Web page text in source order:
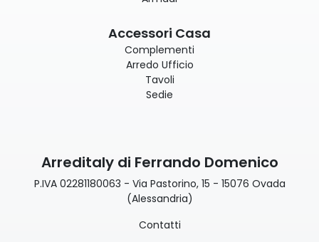
Accessori Casa
Complementi
Arredo Ufficio
Tavoli
Sedie
Arreditaly di Ferrando Domenico
P.IVA 02281180063 - Via Pastorino, 15 - 15076 Ovada
(Alessandria)
Contatti